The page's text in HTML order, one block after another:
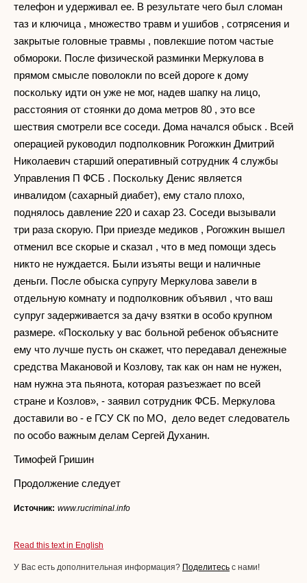
телефон и удерживал ее. В результате чего был сломан
таз и ключица , множество травм и ушибов , сотрясения и
закрытые головные травмы , повлекшие потом частые
обмороки. После физической разминки Меркулова в
прямом смысле поволокли по всей дороге к дому
поскольку идти он уже не мог, надев шапку на лицо,
расстояния от стоянки до дома метров 80 , это все
шествия смотрели все соседи. Дома начался обыск . Всей
операцией руководил подполковник Рогожкин Дмитрий
Николаевич старший оперативный сотрудник 4 службы
Управления П ФСБ . Поскольку Денис является
инвалидом (сахарный диабет), ему стало плохо,
поднялось давление 220 и сахар 23. Соседи вызывали
три раза скорую. При приезде медиков , Рогожкин вышел
отменил все скорые и сказал , что в мед помощи здесь
никто не нуждается. Были изъяты вещи и наличные
деньги. После обыска супругу Меркулова завели в
отдельную комнату и подполковник объявил , что ваш
супруг задерживается за дачу взятки в особо крупном
размере. «Поскольку у вас больной ребенок объясните
ему что лучше пусть он скажет, что передавал денежные
средства Макановой и Козлову, так как он нам не нужен,
нам нужна эта пьянота, которая разъезжает по всей
стране и Козлов», - заявил сотрудник ФСБ. Меркулова
доставили во - е ГСУ СК по МО, дело ведет следователь
по особо важным делам Сергей Духанин.
Тимофей Гришин
Продолжение следует
Источник: www.rucriminal.info
Read this text in English
У Вас есть дополнительная информация? Поделитесь с нами!